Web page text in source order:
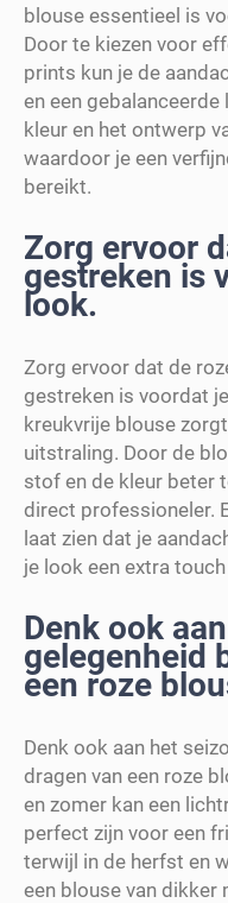
blouse essentieel is
Door te kiezen voor
prints kun je de
en een
kleur en het ontwerp
waardoor je een
bereikt.
Zorg ervoor
gestreken is
look.
Zorg ervoor dat de
gestreken is voordat
kreukvrije blouse
uitstraling. Door de
stof en de kleur beter
direct professioneler.
laat zien dat je
je look een extra
Denk ook
gelegenheid
een roze
Denk ook aan het
dragen van een roze
en zomer kan een
perfect zijn voor een
terwijl in de herfst en
een blouse van dikker